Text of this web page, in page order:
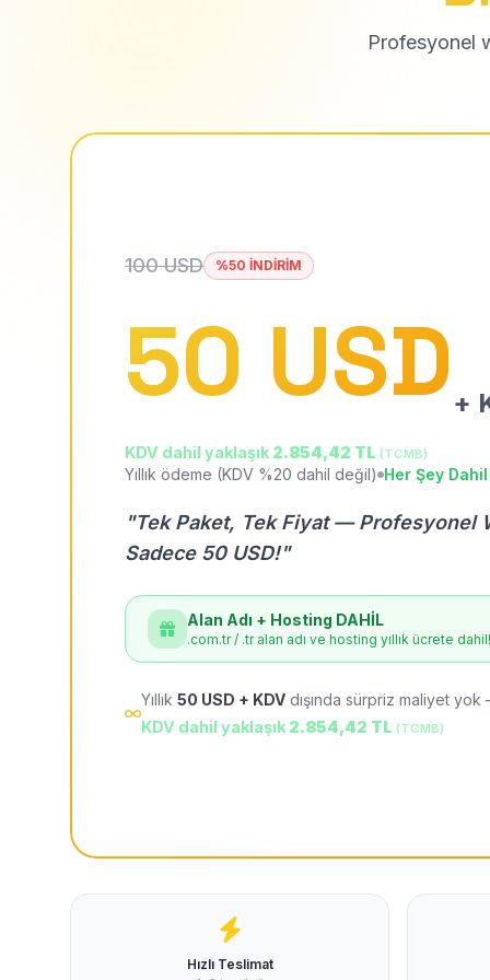
Profesyonel
100 USD %50 İNDİRİM
50 USD +
KDV dahil yaklaşık 2.854,42 TL (TCMB)
Yıllık ödeme (KDV %20 dahil değil) Her Şey Dahil
"Tek Paket, Tek Fiyat — Profesyonel
Sadece 50 USD!"
Alan Adı + Hosting DAHİL
.com.tr / .tr alan adı ve hosting yıllık ücrete dahil!
Yıllık 50 USD + KDV dışında sürpriz maliyet
KDV dahil yaklaşık 2.854,42 TL (TCMB)
Hızlı Teslimat